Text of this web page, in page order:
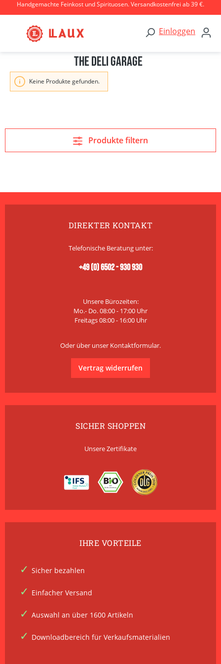
Zum Hauptinhalt springen
Handgemachte Feinkost und Spirituosen. Versandkostenfrei ab 39 €.
Einloggen
The Deli Garage
Produkte filtern
Keine Produkte gefunden.
DIREKTER KONTAKT
Telefonische Beratung unter:
+49 (0) 6502 - 930 930
Unsere Bürozeiten:
Mo.- Do. 08:00 - 17:00 Uhr
Freitags 08:00 - 16:00 Uhr
Oder über unser Kontaktformular.
Vertrag widerrufen
SICHER SHOPPEN
Unsere Zertifikate
IHRE VORTEILE
Sicher bezahlen
Einfacher Versand
Auswahl an über 1600 Artikeln
Downloadbereich für Verkaufsmaterialien